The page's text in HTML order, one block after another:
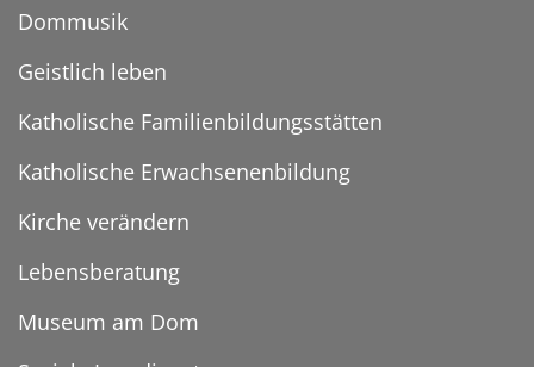
Dommusik
Geistlich leben
Katholische Familienbildungsstätten
Katholische Erwachsenenbildung
Kirche verändern
Lebensberatung
Museum am Dom